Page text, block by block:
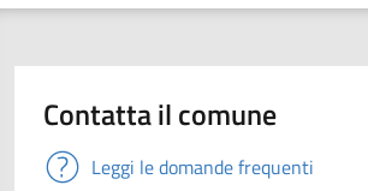
Contatta il comune
Leggi le domande frequenti